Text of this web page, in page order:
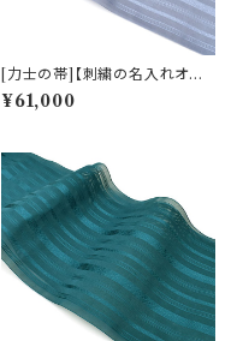
[力士の帯]【刺繍の名入れオプ
ション有】博多帯(夏用) 黒木織
物 謹製 紗献上『紅掛空』五献上
r)
¥61,000